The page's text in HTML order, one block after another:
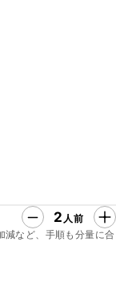
2 人前
減など、手順も分量に合